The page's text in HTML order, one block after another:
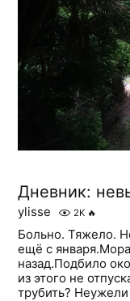
Дневник:
ylisse 2K 🔥
Больно. Тяжело.
ещё с
назад.Подбило
из этого не
трубить?